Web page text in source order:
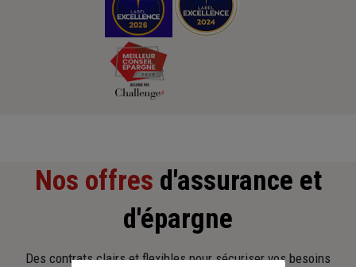
Nos offres d'assurance et
d'épargne
Des contrats clairs et flexibles pour sécuriser vos besoins